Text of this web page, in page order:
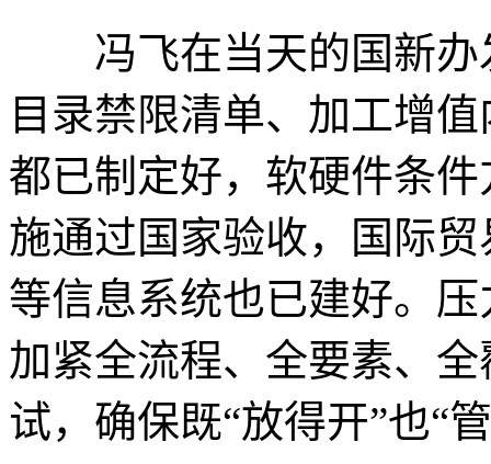
冯飞在当天的国新办
目录禁限清单、加工增
都已制定好，软硬件条
施通过国家验收，国际
等信息系统也已建好。
加紧全流程、全要素、
试，确保既“放得开”也“